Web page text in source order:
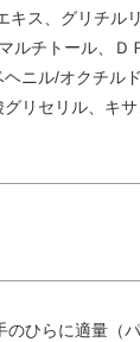
キス、グリチル
ルチトール、Ｄ
ニル/オクチル
リセリル、キ
のひらに適量（